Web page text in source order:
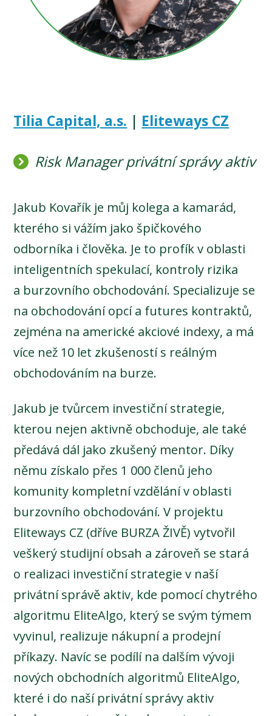
Tilia Capital, a.s. | Eliteways CZ
Risk Manager privátní správy aktiv
Jakub Kovařík je můj kolega a kamarád,
kterého si vážím jako špičkového
odborníka i člověka. Je to profík v oblasti
inteligentních spekulací, kontroly rizika
a burzovního obchodování. Specializuje se
na obchodování opcí a futures kontraktů,
zejména na americké akciové indexy, a má
více než 10 let zkušeností s reálným
obchodováním na burze.
Jakub je tvůrcem investiční strategie,
kterou nejen aktivně obchoduje, ale také
předává dál jako zkušený mentor. Díky
němu získalo přes 1 000 členů jeho
komunity kompletní vzdělání v oblasti
burzovního obchodování. V projektu
Eliteways CZ (dříve BURZA ŽIVĚ) vytvořil
veškerý studijní obsah a zároveň se stará
o realizaci investiční strategie v naší
privátní správě aktiv, kde pomocí chytrého
algoritmu EliteAlgo, který se svým týmem
vyvinul, realizuje nákupní a prodejní
příkazy. Navíc se podílí na dalším vývoji
nových obchodních algoritmů EliteAlgo,
které i do naší privátní správy aktiv